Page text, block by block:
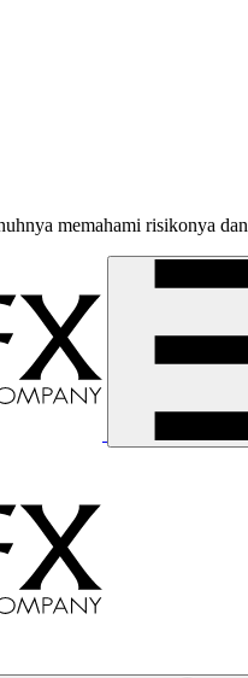
memahami risikonya dan